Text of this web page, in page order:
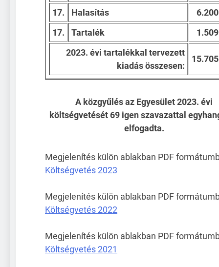
17. Halasítás
17.
Tartalék
2023. évi tartalékkal tervezett
kiadás összesen:
A közgyűlés az Egyesület 2023. évi
költségvetését 69 igen szavazattal
elfogadta.
Megjelenítés külön ablakban PDF
Költségvetés 2023
Megjelenítés külön ablakban PDF
Költségvetés 2022
Megjelenítés külön ablakban PDF
Költségvetés 2021